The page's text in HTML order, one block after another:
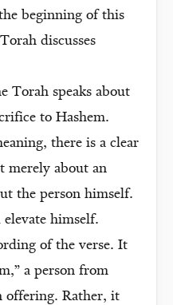
beginning of this
discusses
Torah speaks about
to Hashem.
there is a clear
merely about an
the person himself.
himself.
of the verse. It
a person from
offering. Rather, it